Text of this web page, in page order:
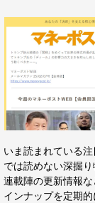
いま読まれている
では読めない深掘
連載陣の更新情報な
インナップを定期的